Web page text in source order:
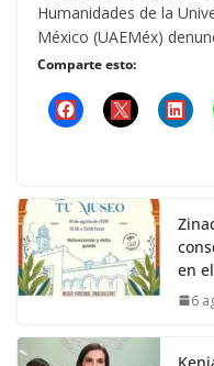
Humanidades de la
México (UAEMéx)
Comparte esto:
en
6